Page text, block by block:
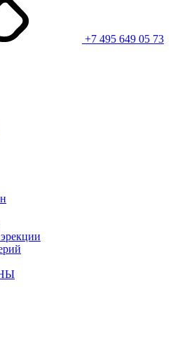
+7 495 649 05 73